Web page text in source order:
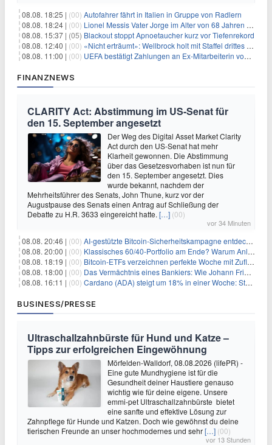
08.08. 18:25 | (00) Autofahrer fährt in Italien in Gruppe von Radlern
08.08. 18:24 | (00) Lionel Messis Vater Jorge im Alter von 68 Jahren gestorben
08.08. 15:37 | (05) Blackout stoppt Apnoetaucher kurz vor Tiefenrekord
08.08. 12:40 | (00) «Nicht erträumt»: Wellbrock holt mit Staffel drittes EM-Gold
08.08. 11:00 | (00) UEFA bestätigt Zahlungen an Ex-Mitarbeiterin von Infantino
FINANZNEWS
CLARITY Act: Abstimmung im US-Senat für
den 15. September angesetzt
Der Weg des Digital Asset Market Clarity
Act durch den US-Senat hat mehr
Klarheit gewonnen. Die Abstimmung
über das Gesetzesvorhaben ist nun für
den 15. September angesetzt. Dies
wurde bekannt, nachdem der
Mehrheitsführer des Senats, John Thune, kurz vor der
Augustpause des Senats einen Antrag auf Schließung der
Debatte zu H.R. 3633 eingereicht hatte. […] (00)
vor 34 Minuten
08.08. 20:46 | (00) AI-gestützte Bitcoin-Sicherheitskampagne entdeckt fast 5.000 Softwareprobleme in 390 Projekten
08.08. 20:00 | (00) Klassisches 60/40-Portfolio am Ende? Warum Anleger jetzt radikal umdenken müssen
08.08. 18:19 | (00) Bitcoin-ETFs verzeichnen perfekte Woche mit Zuflüssen auf 3-Monats-Hoch
08.08. 18:00 | (00) Das Vermächtnis eines Bankiers: Wie Johann Friedrich Städel sein Imperium unsterblich machte
08.08. 16:11 | (00) Cardano (ADA) steigt um 18% in einer Woche: Steht ein Kurs von $0,30 bevor?
BUSINESS/PRESSE
Ultraschallzahnbürste für Hund und Katze –
Tipps zur erfolgreichen Eingewöhnung
Mörfelden-Walldorf, 08.08.2026 (lifePR) -
Eine gute Mundhygiene ist für die
Gesundheit deiner Haustiere genauso
wichtig wie für deine eigene. Unsere
emmi-pet Ultraschallzahnbürste bietet
eine sanfte und effektive Lösung zur
Zahnpflege für Hunde und Katzen. Doch wie gewöhnst du deine
tierischen Freunde an unser hochmodernes und sehr[…] (00)
vor 13 Stunden